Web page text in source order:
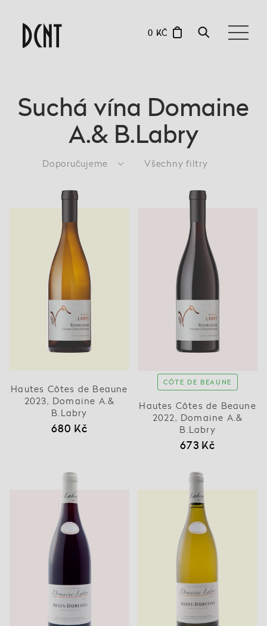
0 KČ
Suchá vína Domaine
A.& B.Labry
Doporučujeme Všechny filtry
Hautes Côtes de Beaune
2023, Domaine A.&
B.Labry
680 Kč
CÔTE DE BEAUNE
Hautes Côtes de Beaune
2022, Domaine A.&
B.Labry
673 Kč